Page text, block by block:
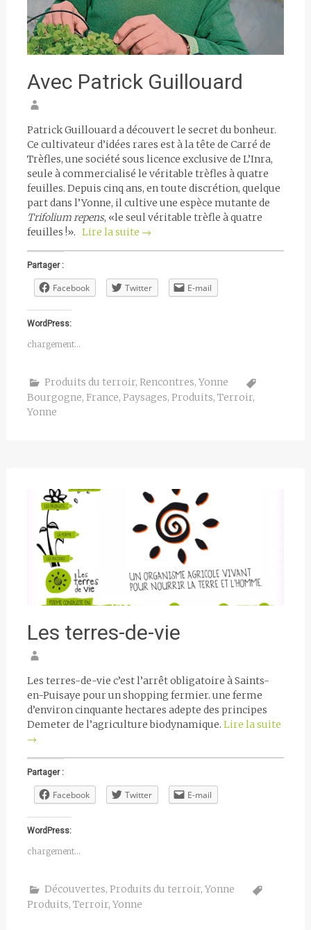
Avec Patrick Guillouard
Patrick Guillouard a découvert le secret du bonheur.
Ce cultivateur d’idées rares est à la tête de Carré de
Trèfles, une société sous licence exclusive de L’Inra,
seule à commercialisé le véritable trèfles à quatre
feuilles. Depuis cinq ans, en toute discrétion, quelque
part dans l’Yonne, il cultive une espèce mutante de
Trifoliumrepens, «le seul véritable trèfle à quatre
feuilles !». Lire la suite →
Partager :
Facebook Twitter E-mail
WordPress:
chargement…
Produits du terroir, Rencontres, Yonne
Bourgogne, France, Paysages, Produits, Terroir,
Yonne
Les terres-de-vie
Les terres-de-vie c’est l’arrêt obligatoire à Saints-
en-Puisaye pour un shopping fermier. une ferme
d’environ cinquante hectares adepte des principes
Demeter de l’agriculture biodynamique. Lire la suite
→
Partager :
Facebook Twitter E-mail
WordPress:
chargement…
Découvertes, Produits du terroir, Yonne
Produits, Terroir, Yonne